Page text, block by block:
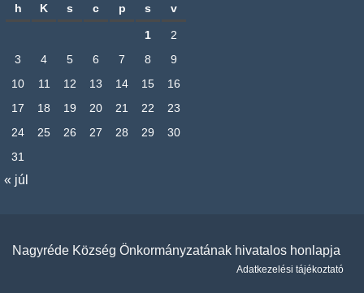
h K s c p s v
1
2
3
4 5 6 7 8
9
10
11 12 13 14 15
16
17
18 19 20 21 22
23
24
25 26 27 28 29
30
31
« júl
Nagyréde Község Önkormányzatának hivatalos honlapja
Adatkezelési tájékoztató